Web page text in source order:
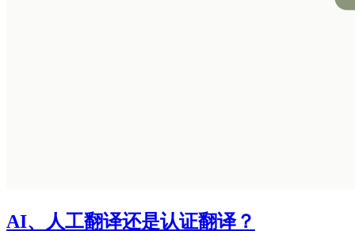
AI、人工翻译还是认证翻译？